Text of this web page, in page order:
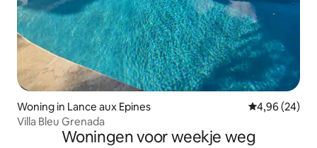
Woning in Lance aux Epines Gemiddelde
4,96 (24)
Villa Bleu Grenada
Woningen voor weekje weg